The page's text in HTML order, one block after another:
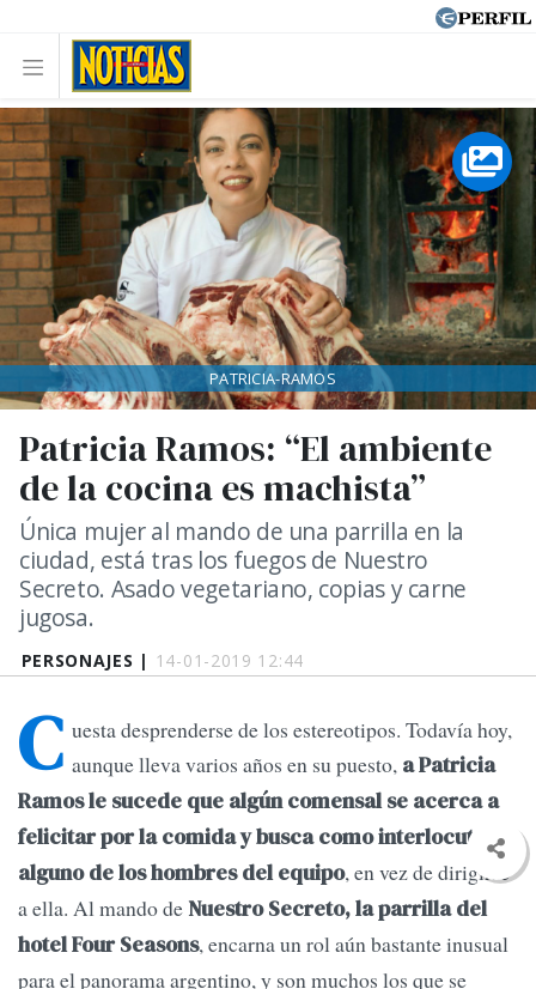
PERSONAJES | 14-01-2019 12:44
Patricia Ramos: “El ambiente
de la cocina es machista”
Única mujer al mando de una parrilla en la
ciudad, está tras los fuegos de Nuestro
Secreto. Asado vegetariano, copias y carne
jugosa.
PATRICIA-RAMOS
C uesta desprenderse de los estereotipos. Todavía hoy,
aunque lleva varios años en su puesto, a Patricia
Ramos le sucede que algún comensal se acerca a
felicitar por la comida y busca como interlocutor a
alguno de los hombres del equipo, en vez de dirigirse
a ella. Al mando deNuestro Secreto, la parrilla del
hotel Four Seasons, encarna un rol aún bastante inusual
para el panorama argentino, y son muchos los que se